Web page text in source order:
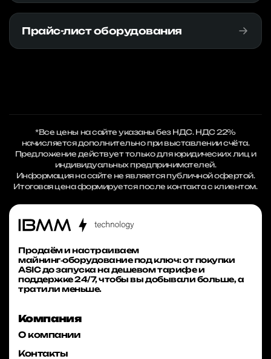
Прайс-лист оборудования
*Все цены на сайте указаны без НДС. НДС 22%
начисляется дополнительно при выставлении счёта.
Предложение действует только для юридических лиц и
индивидуальных предпринимателей.
Информация на сайте не является публичной офертой.
Итоговая цена формируется после контакта с клиентом.
Продаём и настраиваем
майнинг‑оборудование под ключ: от покупки
ASIC до запуска на дешевом тарифе и
поддержке 24/7, чтобы вы добывали больше, а
тратили меньше.
Компания
О компании
Контакты